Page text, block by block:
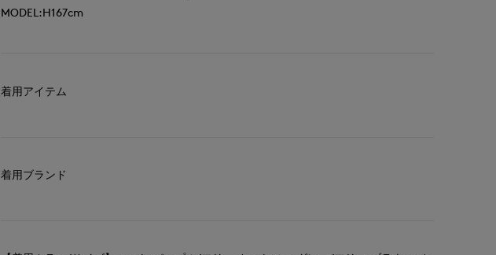
MODEL:H167cm
着用アイテム
着用ブランド